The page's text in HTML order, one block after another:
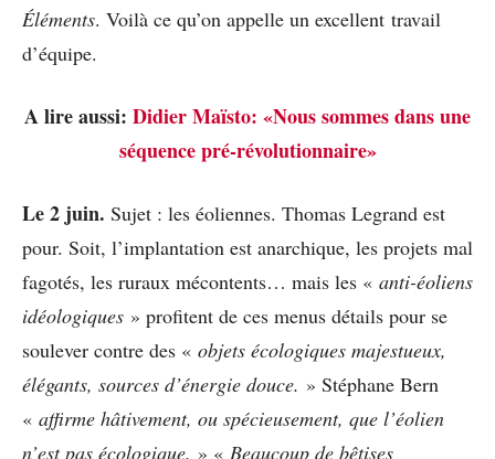
Éléments. Voilà ce qu’on appelle un excellent travail
d’équipe.
A lire aussi: Didier Maïsto: «Nous sommes dans une
séquence pré-révolutionnaire»
Le 2 juin. Sujet : les éoliennes. Thomas Legrand est
pour. Soit, l’implantation est anarchique, les projets mal
fagotés, les ruraux mécontents… mais les « anti-éoliens
idéologiques » profitent de ces menus détails pour se
soulever contre des « objets écologiques majestueux,
élégants, sources d’énergie douce. » Stéphane Bern
« affirme hâtivement, ou spécieusement, que l’éolien
n’est pas écologique. » « Beaucoup de bêtises